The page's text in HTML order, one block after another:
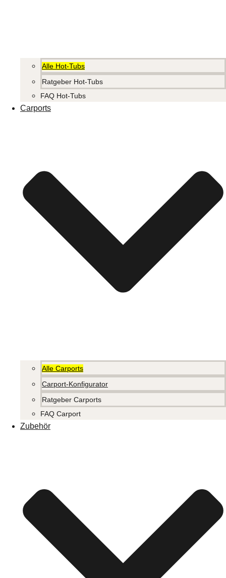
Alle Hot-Tubs
Ratgeber Hot-Tubs
FAQ Hot-Tubs
Carports
Alle Carports
Carport-Konfigurator
Ratgeber Carports
FAQ Carport
Zubehör